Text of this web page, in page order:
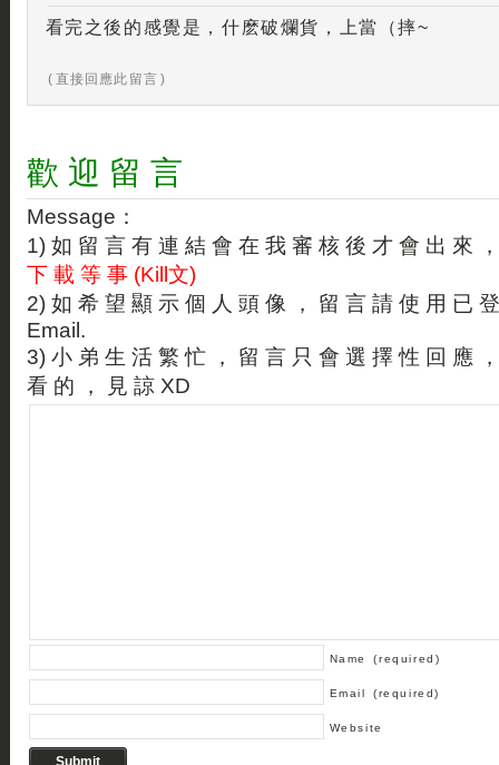
看完之後的感覺是，什麽破爛貨，上當（摔~
( 直接回應此留言 )
歡 迎 留 言
Message：
1) 如 留 言 有 連 結 會 在 我 審 核 後 才 會 出 來
下 載 等 事 (Kill文)
2) 如 希 望 顯 示 個 人 頭 像 ， 留 言 請 使 用 已
Email.
3) 小 弟 生 活 繁 忙 ， 留 言 只 會 選 擇 性 回 應
看 的 ， 見 諒 XD
Name (required)
Email (required)
Website